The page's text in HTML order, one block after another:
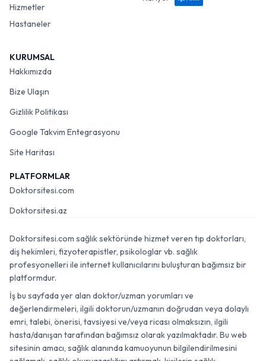
Hizmetler
Hastaneler
KURUMSAL
Hakkımızda
Bize Ulaşın
Gizlilik Politikası
Google Takvim Entegrasyonu
Site Haritası
PLATFORMLAR
Doktorsitesi.com
Doktorsitesi.az
Doktorsitesi.com sağlık sektöründe hizmet veren tıp doktorları,
diş hekimleri, fizyoterapistler, psikologlar vb. sağlık
profesyonelleri ile internet kullanıcılarını buluşturan bağımsız bir
platformdur.
İş bu sayfada yer alan doktor/uzman yorumları ve
değerlendirmeleri, ilgili doktorun/uzmanın doğrudan veya dolaylı
emri, talebi, önerisi, tavsiyesi ve/veya ricası olmaksızın, ilgili
hasta/danışan tarafından bağımsız olarak yazılmaktadır. Bu web
sitesinin amacı, sağlık alanında kamuoyunun bilgilendirilmesini